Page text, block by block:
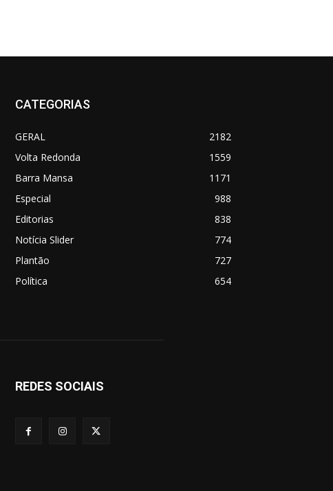
CATEGORIAS
GERAL
2182
Volta Redonda
1559
Barra Mansa
1171
Especial
988
Editorias
838
Notícia Slider
774
Plantão
727
Política
654
REDES SOCIAIS